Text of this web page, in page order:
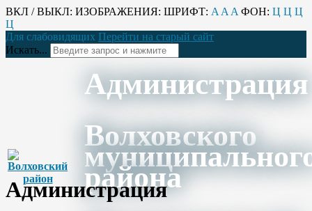
ВКЛ / ВЫКЛ: ИЗОБРАЖЕНИЯ: ШРИФТ: A A A ФОН: Ц Ц Ц
Ц
Для слабовидящих Перейти на старый сайт
Искать...
Администрация
Волховского
района
Администрация